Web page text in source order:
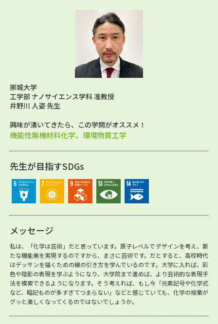
崇城大学
工学部 ナノサイエンス学科 准教授
井野川 人姿 先生
興味が湧いてきたら、この学問がオススメ！
機能性無機材料化学、環境物質工学
先生が目指すSDGs
メッセージ
私は、「化学は芸術」だと思っています。原子レベルでデザインを考え、新
たな機能美を実現するのですから、まさに芸術です。だとすると、高校時代
はデッサンを描くための線の引き方を学んでいるのです。大学に入れば、彩
色や陰影の表現を学ぶようになり、大学院まで進めば、より芸術的な表現手
法を模索できるようになります。そう考えれば、もし今「元素記号や化学式
など、暗記ものが多すぎてつまらない」などと感じていても、化学の授業が
グッと楽しくなってくるのではないでしょうか。